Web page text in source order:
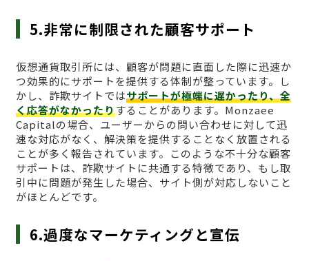
5.非常に制限された顧客サポート
仮想通貨取引所には、顧客が問題に直面した際に迅速か
つ効果的にサポートを提供する体制が整っています。し
かし、詐欺サイトではサポートが極端に遅かったり、全
く応答がなかったりすることがあります。Monzaee
Capitalの場合、ユーザーからの問い合わせに対して迅
速な対応がなく、解決策を提供することなく放置される
ことが多く報告されています。このような不十分な顧客
サポートは、詐欺サイトに共通する特徴であり、もし取
引中に問題が発生した場合、サイト側が対応しないこと
がほとんどです。
6.過度なマーケティングと宣伝